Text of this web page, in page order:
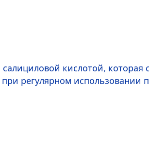
кислотой, которая
регулярном использовании